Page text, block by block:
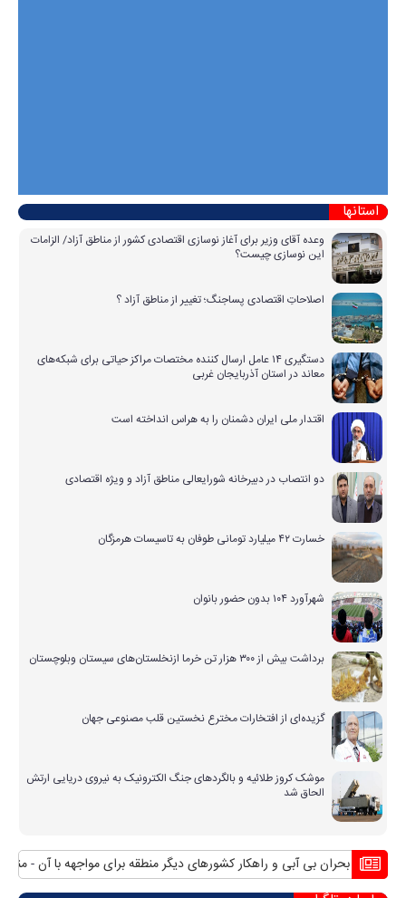
استانها
وعده آقای وزیر برای آغاز نوسازی اقتصادی کشور از مناطق آزاد/ الزامات
این نوسازی چیست؟
اصلاحاتِ اقتصادی پساجنگ؛ تغییر از مناطق آزاد ؟
دستگیری ۱۴ عامل ارسال کننده مختصات مراکز حیاتی برای شبکه‌های
معاند در استان آذربایجان غربی
اقتدار ملی ایران دشمنان را به هراس انداخته است
دو انتصاب در دبیرخانه شورایعالی مناطق آزاد و ویژه اقتصادی
خسارت ۴۲ میلیارد تومانی طوفان به تاسیسات هرمزگان
شهرآورد ۱۰۴ بدون حضور بانوان
برداشت بیش از ۳۰۰ هزار تن خرما ازنخلستان‌های سیستان وبلوچستان
گزیده‌ای از افتخارات مخترع نخستین قلب مصنوعی جهان
موشک کروز طلائیه و بالگردهای جنگ الکترونیک به نیروی دریایی ارتش
الحاق شد
بحران بی آبی و راهکار کشورهای دیگر منطقه برای مواجهه با آن منافع